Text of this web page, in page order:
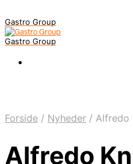
Gastro Group
Gastro Group
Forside / Nyheder / Alfredo
Alfredo